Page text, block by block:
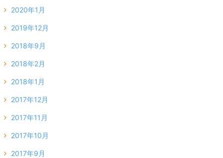
2020年1月
2019年12月
2018年9月
2018年2月
2018年1月
2017年12月
2017年11月
2017年10月
2017年9月